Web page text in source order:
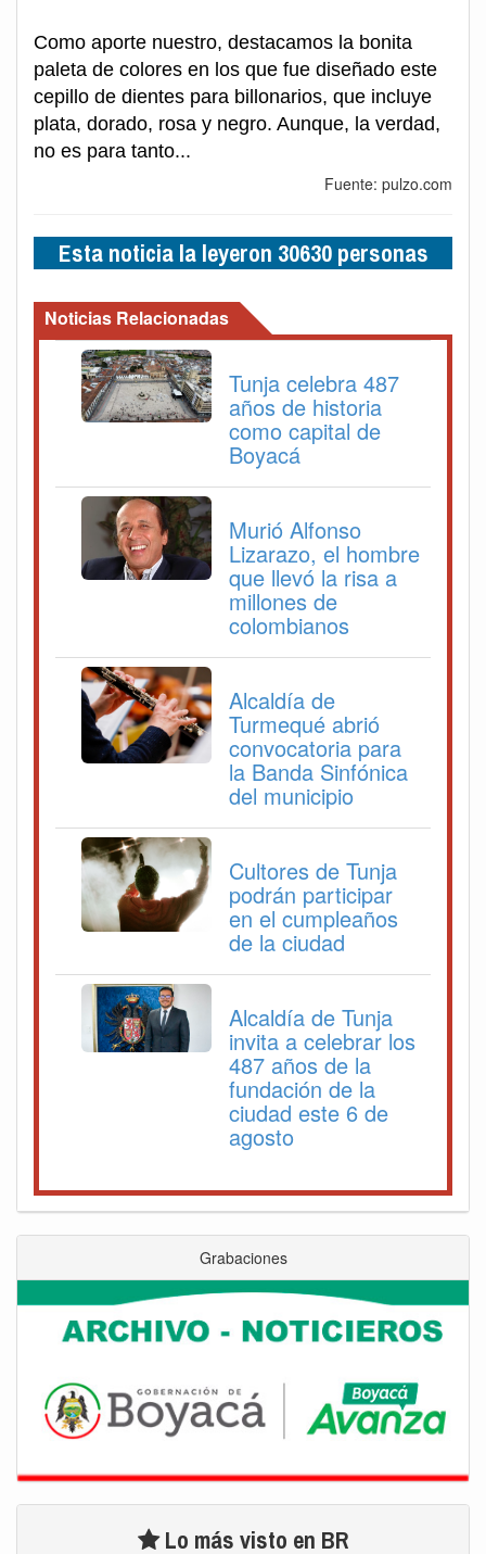
Como aporte nuestro, destacamos la bonita
paleta de colores en los que fue diseñado este
cepillo de dientes para billonarios, que incluye
plata, dorado, rosa y negro. Aunque, la verdad,
no es para tanto...
Fuente: pulzo.com
Esta noticia la leyeron 30630 personas
Noticias Relacionadas
Tunja celebra 487
años de historia
como capital de
Boyacá
Murió Alfonso
Lizarazo, el hombre
que llevó la risa a
millones de
colombianos
Alcaldía de
Turmequé abrió
convocatoria para
la Banda Sinfónica
del municipio
Cultores de Tunja
podrán participar
en el cumpleaños
de la ciudad
Alcaldía de Tunja
invita a celebrar los
487 años de la
fundación de la
ciudad este 6 de
agosto
Grabaciones
Lo más visto en BR